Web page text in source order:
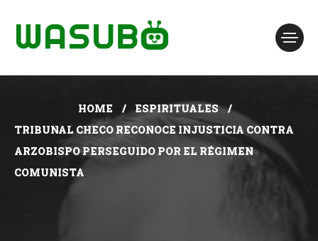
HOME
ESPIRITUALES
TRIBUNAL CHECO RECONOCE INJUSTICIA CONTRA
ARZOBISPO PERSEGUIDO POR EL RÉGIMEN
COMUNISTA